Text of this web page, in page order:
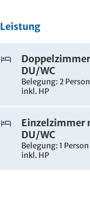
Leistung
DU/WC
Belegung: 2
inkl. HP
Einzelzimmer
DU/WC
Belegung: 1 Person
inkl. HP